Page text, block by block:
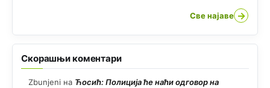
Све најаве →
Скорашњи коментари
Zbunjeni на Ћосић: Полиција ће наћи одговор на